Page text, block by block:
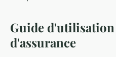
Guide
d'assurance